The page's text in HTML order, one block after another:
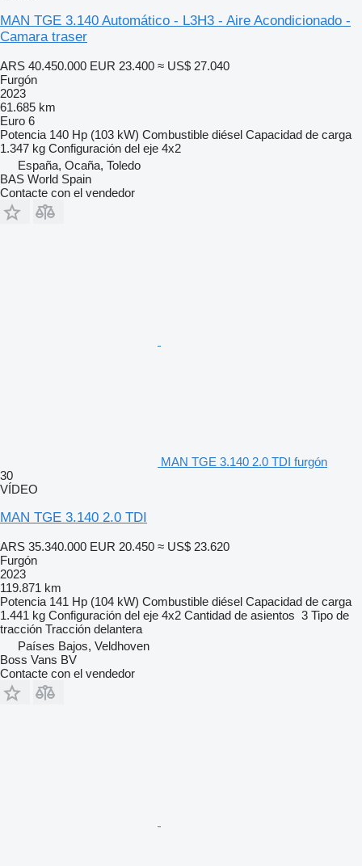
MAN TGE 3.140 Automático - L3H3 - Aire Acondicionado -
Camara traser
ARS 40.450.000 EUR 23.400 ≈ US$ 27.040
Furgón
2023
61.685 km
Euro 6
Potencia 140 Hp (103 kW) Combustible diésel Capacidad de carga
1.347 kg Configuración del eje 4x2
España, Ocaña, Toledo
BAS World Spain
Contacte con el vendedor
MAN TGE 3.140 2.0 TDI furgón
30
VÍDEO
MAN TGE 3.140 2.0 TDI
ARS 35.340.000 EUR 20.450 ≈ US$ 23.620
Furgón
2023
119.871 km
Potencia 141 Hp (104 kW) Combustible diésel Capacidad de carga
1.441 kg Configuración del eje 4x2 Cantidad de asientos 3 Tipo de
tracción Tracción delantera
Países Bajos, Veldhoven
Boss Vans BV
Contacte con el vendedor